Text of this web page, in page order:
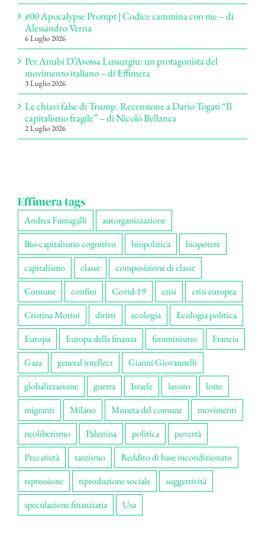
#00 Apocalypse Prompt | Codice cammina con me – di
Alessandro Verna
6 Luglio 2026
Per Anubi D’Avossa Lussurgiu: un protagonista del
movimento italiano – di Effimera
3 Luglio 2026
Le chiavi false di Trump. Recensione a Dario Togati “Il
capitalismo fragile” – di Nicolò Bellanca
2 Luglio 2026
Effimera tags
Andrea Fumagalli
autorganizzazione
Bio-capitalismo cognitivo
biopolitica
biopotere
capitalismo
classe
composizione di classe
Comune
confini Covid-19 crisi
crisi europea
Cristina Morini
diritti ecologia
Ecologia politica
Europa
Europa della finanza femminismo
Francia
Gaza
general intellect
Gianni Giovannelli
globalizzazione
guerra Israele lavoro
lotte
migranti
Milano Moneta del comune
movimenti
neoliberismo
Palestina politica
povertà
Precarietà
razzismo
Reddito di base incondizionato
repressione
riproduzione sociale
soggettività
speculazione finanziaria
Usa